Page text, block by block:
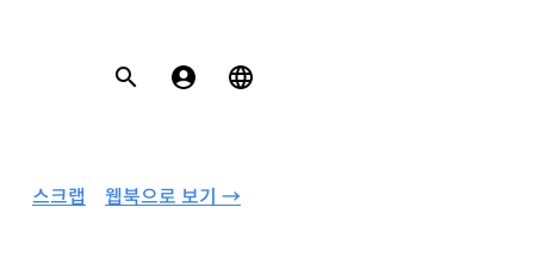
웹북으로 보기 →
스크랩